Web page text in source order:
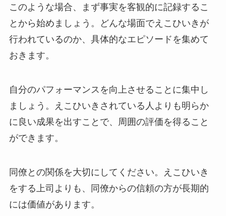
このような場合、まず事実を客観的に記録するこ
とから始めましょう。どんな場面でえこひいきが
行われているのか、具体的なエピソードを集めて
おきます。
自分のパフォーマンスを向上させることに集中し
ましょう。えこひいきされている人よりも明らか
に良い成果を出すことで、周囲の評価を得ること
ができます。
同僚との関係を大切にしてください。えこひいき
をする上司よりも、同僚からの信頼の方が長期的
には価値があります。